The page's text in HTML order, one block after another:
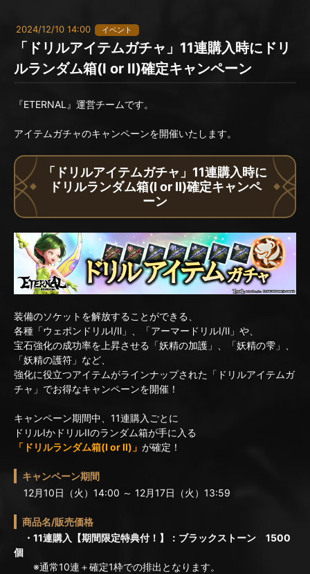
2024/12/10 14:00 イベント
「ドリルアイテムガチャ」11連購入時にドリ
ルランダム箱(I or II)確定キャンペーン
『ETERNAL』運営チームです。
アイテムガチャのキャンペーンを開催いたします。
「ドリルアイテムガチャ」11連購入時に
ドリルランダム箱(I or II)確定キャンペ
ーン
装備のソケットを解放することができる、
各種「ウェポンドリルⅠ/Ⅱ」、「アーマードリルⅠ/Ⅱ」や、
宝石強化の成功率を上昇させる「妖精の加護」、「妖精の雫」、
「妖精の護符」など、
強化に役立つアイテムがラインナップされた「ドリルアイテムガ
チャ」でお得なキャンペーンを開催！
キャンペーン期間中、11連購入ごとに
ドリルIかドリルIIのランダム箱が手に入る
「ドリルランダム箱(I or II)」 が確定！
キャンペーン期間
12月10日（火）14:00 ～ 12月17日（火）13:59
商品名/販売価格
・11連購入【期間限定特典付！】：ブラックストーン 1500
個
※通常10連＋確定1枠での排出となります。